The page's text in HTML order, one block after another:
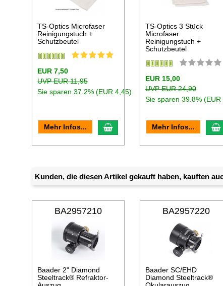
TS-Optics Microfaser
Reinigungstuch +
Schutzbeutel
EUR 7,50
UVP EUR 11,95
Sie sparen 37.2% (EUR 4,45)
Mehr Infos... In den Warenkorb
TS-Optics 3 Stück
Microfaser
Reinigungstuch +
Schutzbeutel
EUR 15,00
UVP EUR 24,90
Sie sparen 39.8% (EUR
Mehr Infos...
Kunden, die diesen Artikel gekauft haben, kauften
BA2957210
Baader 2" Diamond
Steeltrack® Refraktor-
BA2957220
Baader SC/EHD
Diamond Steeltrack®